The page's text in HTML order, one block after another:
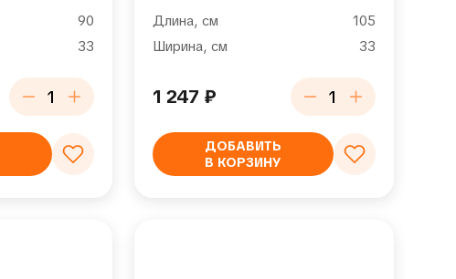
90
33
Длина, см
105
Ширина, см
33
1 247 ₽
ДОБАВИТЬ
В КОРЗИНУ